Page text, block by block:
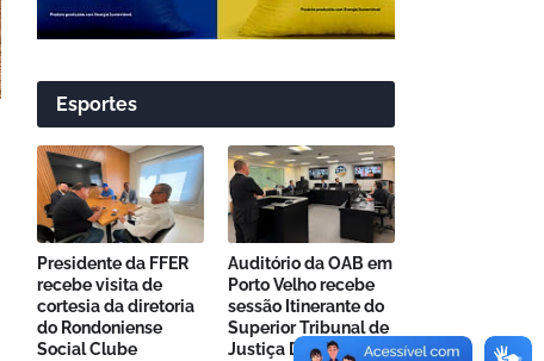
Esportes
Presidente da FFER
recebe visita de
cortesia da diretoria
do Rondoniense
Social Clube
Auditório da OAB em
Porto Velho recebe
sessão Itinerante do
Superior Tribunal de
Justiça Desportiva